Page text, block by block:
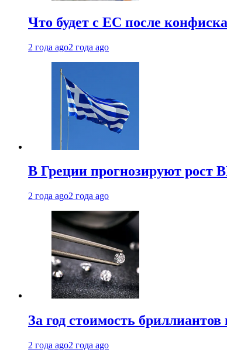
Что будет с ЕС после
2 года ago2 года ago
В Греции прогнозируют рост
2 года ago2 года ago
За год стоимость
2 года ago2 года ago